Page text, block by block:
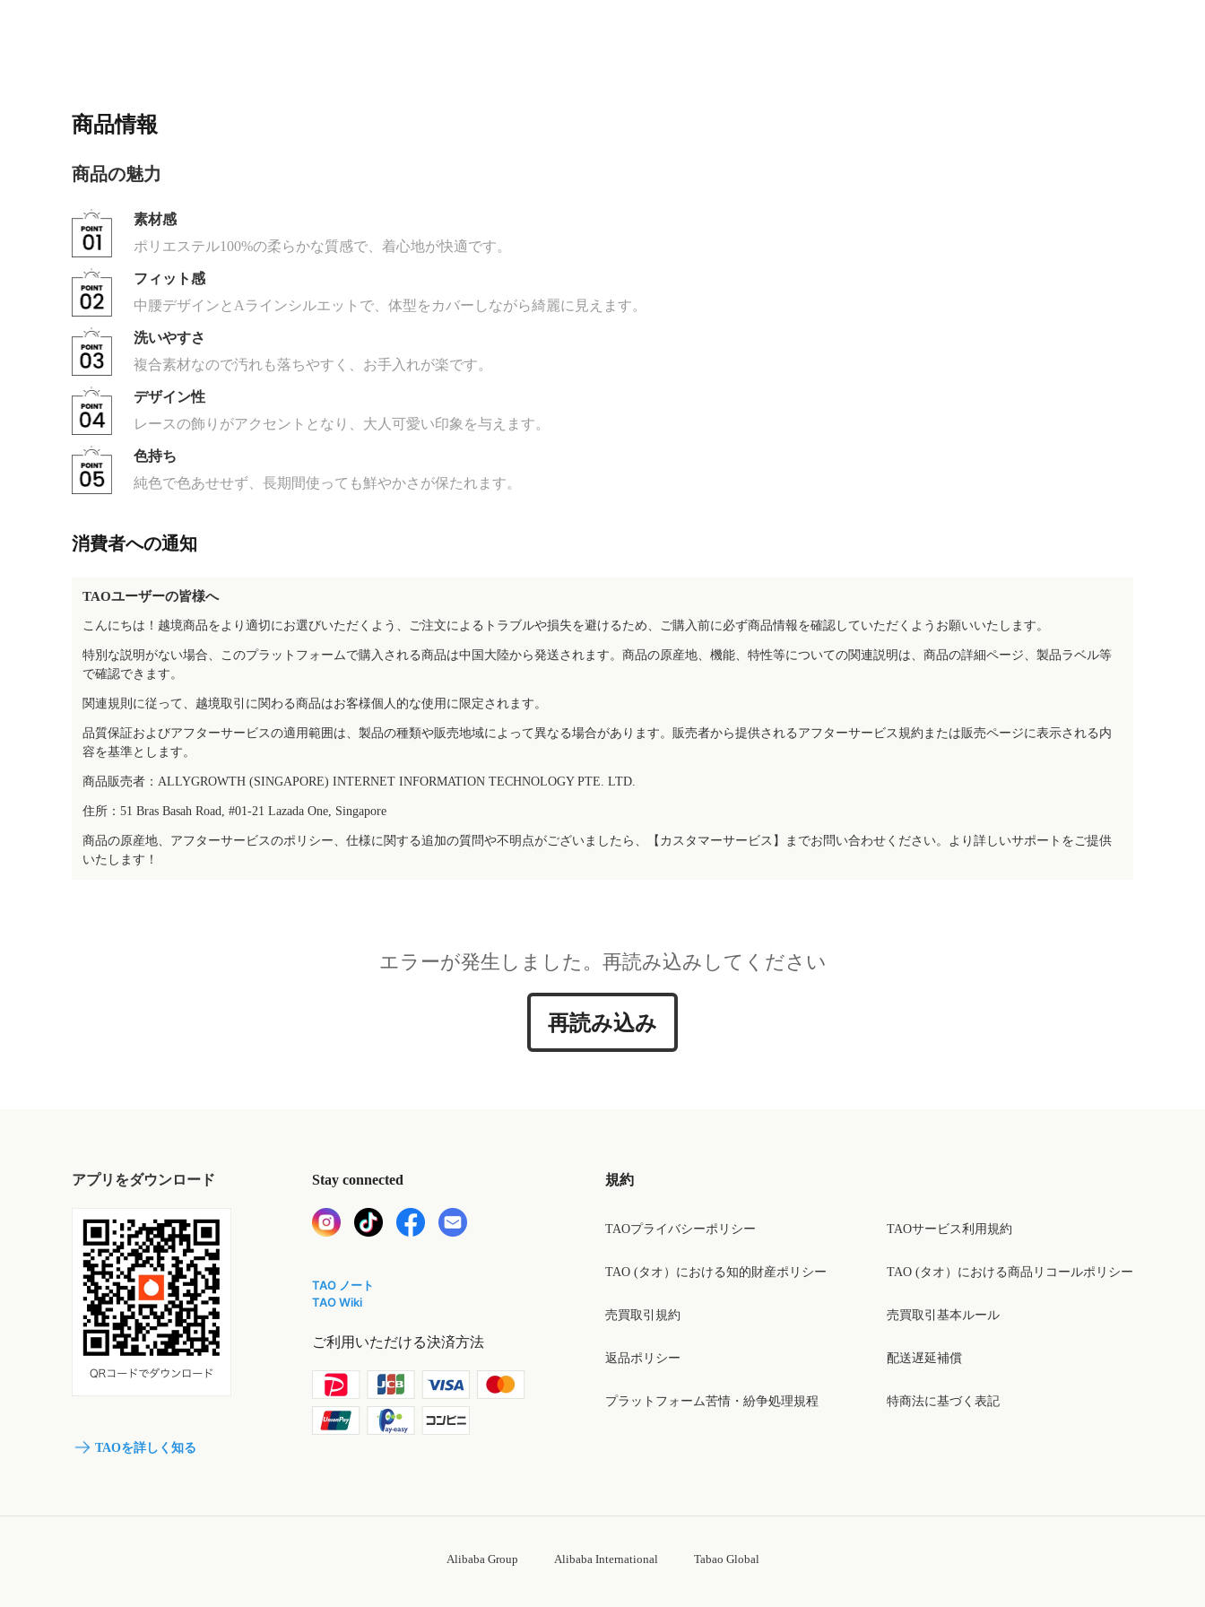
商品情報
商品の魅力
素材感
ポリエステル100%の柔らかな質感で、着心地が快適です。
フィット感
中腰デザインとAラインシルエットで、体型をカバーしながら綺麗に見えます。
洗いやすさ
複合素材なので汚れも落ちやすく、お手入れが楽です。
デザイン性
レースの飾りがアクセントとなり、大人可愛い印象を与えます。
色持ち
純色で色あせせず、長期間使っても鮮やかさが保たれます。
消費者への通知
TAOユーザーの皆様へ
こんにちは！越境商品をより適切にお選びいただくよう、ご注文によるトラブルや損失を避けるため、ご購入前に必ず商品情報を確認していただくようお願いいたします。
特別な説明がない場合、このプラットフォームで購入される商品は中国大陸から発送されます。商品の原産地、機能、特性等についての関連説明は、商品の詳細ページ、製品ラベル等
で確認できます。
関連規則に従って、越境取引に関わる商品はお客様個人的な使用に限定されます。
品質保証およびアフターサービスの適用範囲は、製品の種類や販売地域によって異なる場合があります。販売者から提供されるアフターサービス規約または販売ページに表示される内
容を基準とします。
商品販売者：ALLYGROWTH (SINGAPORE) INTERNET INFORMATION TECHNOLOGY PTE. LTD.
住所：51 Bras Basah Road, #01-21 Lazada One, Singapore
商品の原産地、アフターサービスのポリシー、仕様に関する追加の質問や不明点がございましたら、【カスタマーサービス】までお問い合わせください。より詳しいサポートをご提供
いたします！
エラーが発生しました。再読み込みしてください
再読み込み
アプリをダウンロード
TAOを詳しく知る
Stay connected
TAO ノート
TAO Wiki
ご利用いただける決済方法
規約
TAOプライバシーポリシー
TAO (タオ）における知的財産ポリシー
売買取引規約
返品ポリシー
プラットフォーム苦情・紛争処理規程
TAOサービス利用規約
TAO (タオ）における商品リコールポリシー
売買取引基本ルール
配送遅延補償
特商法に基づく表記
Alibaba Group Alibaba International Tabao Global